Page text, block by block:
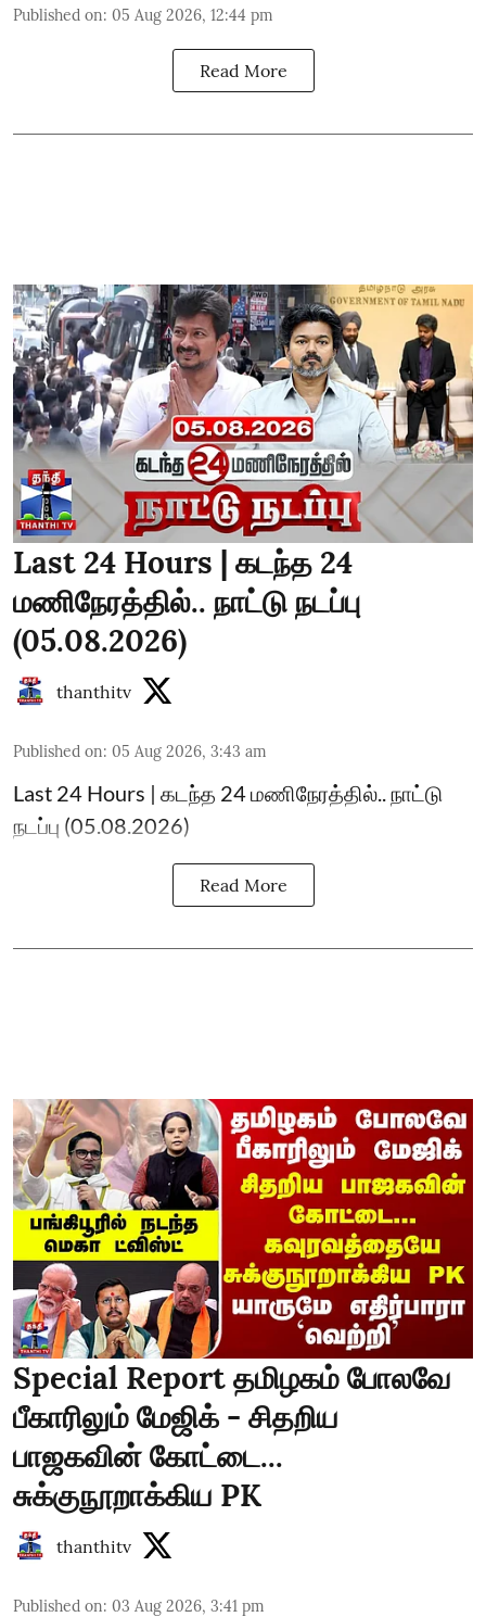
Published on: 05 Aug 2026, 12:44 pm
Read More
Last 24 Hours | கடந்த 24
மணிநேரத்தில்.. நாட்டு நடப்பு
(05.08.2026)
thanthitv
Published on: 05 Aug 2026, 3:43 am
Last 24 Hours | கடந்த 24 மணிநேரத்தில்.. நாட்டு
நடப்பு (05.08.2026)
Read More
Special Report தமிழகம் போலவே
பீகாரிலும் மேஜிக் - சிதறிய
பாஜகவின் கோட்டை...
சுக்குநூறாக்கிய PK
thanthitv
Published on: 03 Aug 2026, 3:41 pm